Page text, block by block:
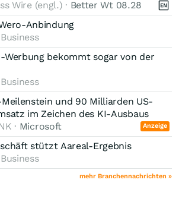
Wire (engl.) · Better Wt 08.28
Anbindung
Werbung bekommt sogar von der
und 90 Milliarden US-
im Zeichen des KI-Ausbaus
· Microsoft Anzeige
stützt Aareal-Ergebnis
mehr Branchennachrichten »